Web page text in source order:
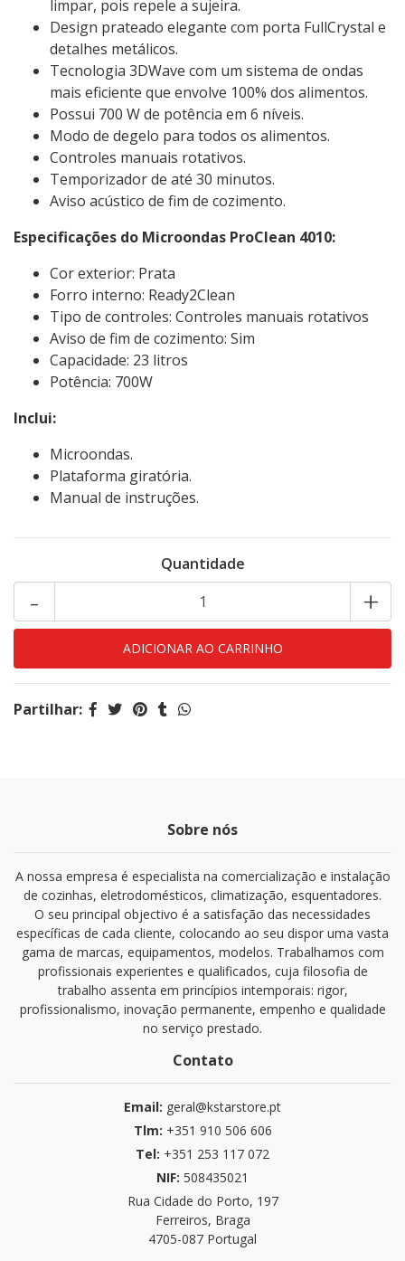
limpar, pois repele a sujeira.
Design prateado elegante com porta FullCrystal e
detalhes metálicos.
Tecnologia 3DWave com um sistema de ondas
mais eficiente que envolve 100% dos alimentos.
Possui 700 W de potência em 6 níveis.
Modo de degelo para todos os alimentos.
Controles manuais rotativos.
Temporizador de até 30 minutos.
Aviso acústico de fim de cozimento.
Especificações do Microondas ProClean 4010:
Cor exterior: Prata
Forro interno: Ready2Clean
Tipo de controles: Controles manuais rotativos
Aviso de fim de cozimento: Sim
Capacidade: 23 litros
Potência: 700W
Inclui:
Microondas.
Plataforma giratória.
Manual de instruções.
Quantidade
+
-
Partilhar:
Sobre nós
A nossa empresa é especialista na comercialização e instalação
de cozinhas, eletrodomésticos, climatização, esquentadores.
O seu principal objectivo é a satisfação das necessidades
específicas de cada cliente, colocando ao seu dispor uma vasta
gama de marcas, equipamentos, modelos. Trabalhamos com
profissionais experientes e qualificados, cuja filosofia de
trabalho assenta em princípios intemporais: rigor,
profissionalismo, inovação permanente, empenho e qualidade
no serviço prestado.
Contato
Email: geral@kstarstore.pt
Tlm: +351 910 506 606
Tel: +351 253 117 072
NIF: 508435021
Rua Cidade do Porto, 197
Ferreiros, Braga
4705-087 Portugal